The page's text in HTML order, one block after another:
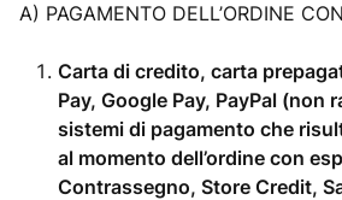
A) PAGAMENTO DELL’ORDINE
Carta di credito, carta
Pay, Google Pay, PayPal (non
sistemi di pagamento che
al momento dell’ordine con
Contrassegno, Store Credit,